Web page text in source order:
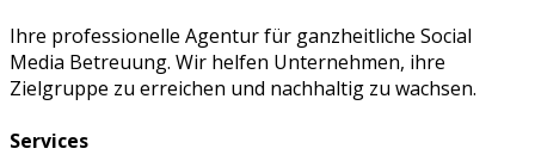
Ihre professionelle Agentur für ganzheitliche Social
Media Betreuung. Wir helfen Unternehmen, ihre
Zielgruppe zu erreichen und nachhaltig zu wachsen.
Services